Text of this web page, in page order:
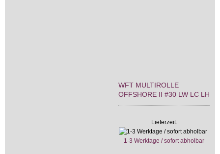
WFT MULTIROLLE
OFFSHORE II #30 LW LC LH
Lieferzeit:
1-3 Werktage / sofort abholbar